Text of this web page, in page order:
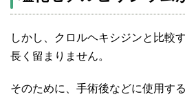
しかし、クロルヘキシジンと比較
長く留まりません。
そのために、手術後などに使用す